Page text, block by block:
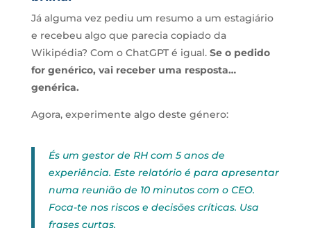
Já alguma vez pediu um resumo a um estagiário
e recebeu algo que parecia copiado da
Wikipédia? Com o ChatGPT é igual. Se o pedido
for genérico, vai receber uma resposta…
genérica.
Agora, experimente algo deste género:
És um gestor de RH com 5 anos de
experiência. Este relatório é para apresentar
numa reunião de 10 minutos com o CEO.
Foca-te nos riscos e decisões críticas. Usa
frases curtas.